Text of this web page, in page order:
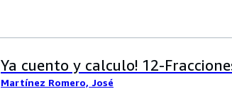
Ya cuento y calculo! 12-
Martínez Romero, José